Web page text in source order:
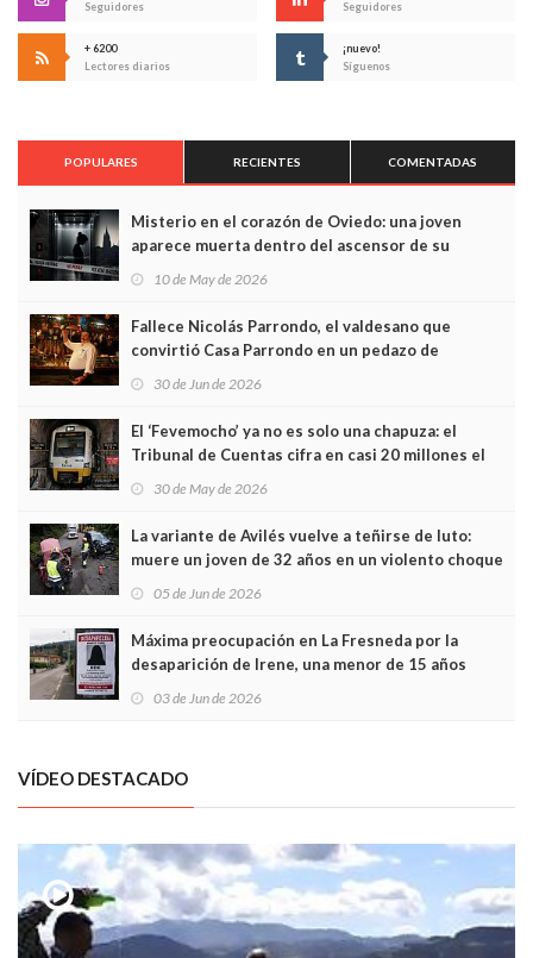
Seguidores Seguidores
+ 6200
Lectores diarios
¡nuevo!
Síguenos
POPULARES RECIENTES COMENTADAS
Misterio en el corazón de Oviedo: una joven
aparece muerta dentro del ascensor de su
edificio y las cámaras captan sus últimos minutos
10 de May de 2026
Fallece Nicolás Parrondo, el valdesano que
convirtió Casa Parrondo en un pedazo de
Asturias en Madrid
30 de Jun de 2026
El ‘Fevemocho’ ya no es solo una chapuza: el
Tribunal de Cuentas cifra en casi 20 millones el
sobrecoste de los trenes que no cabían por los
30 de May de 2026
La variante de Avilés vuelve a teñirse de luto:
muere un joven de 32 años en un violento choque
frontal
05 de Jun de 2026
Máxima preocupación en La Fresneda por la
desaparición de Irene, una menor de 15 años
03 de Jun de 2026
VÍDEO DESTACADO